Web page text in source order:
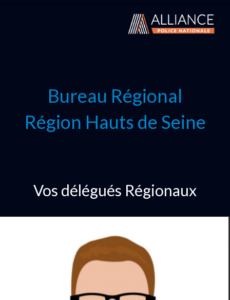
Bureau Régional
Région Hauts de Seine
Vos délégués Régionaux